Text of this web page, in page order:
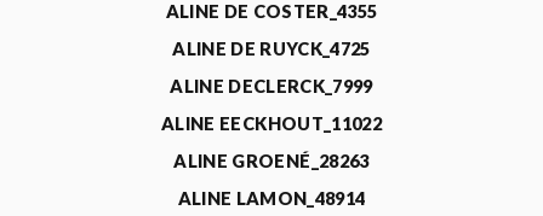
ALINE DE COSTER_4355
ALINE DE RUYCK_4725
ALINE DECLERCK_7999
ALINE EECKHOUT_11022
ALINE GROENÉ_28263
ALINE LAMON_48914